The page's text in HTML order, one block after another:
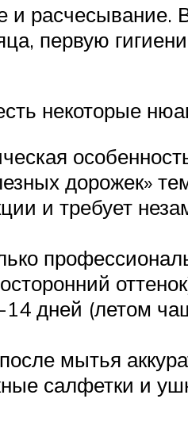
и
первую
некоторые
дорожек»
и требует
дней (летом
мытья
салфетки и